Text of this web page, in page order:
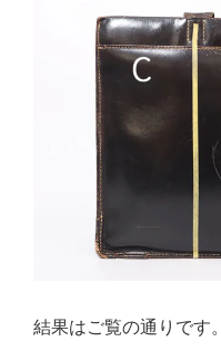
結果はご覧の通りです。